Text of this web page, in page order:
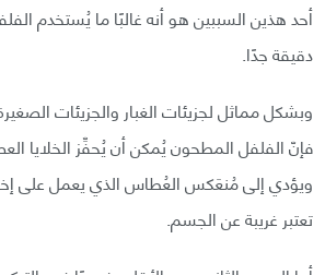
أحد هذين السببين هو أنه غالبًا ما يُستخدم
دقيقة جدًا.
وبشكل مماثل لجزيئات الغبار والجزيئات
فإنّ الفلفل المطحون يُمكن أن يُحفِّز الخلايا
ويؤدي إلى مُنعَكس العُطاس الذي يعمل على
تعتبر غريبة عن الجسم.